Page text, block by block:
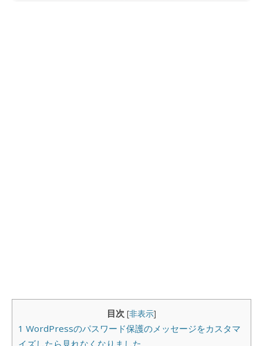
目次 [非表示]
1 WordPressのパスワード保護のメッセージをカスタマ